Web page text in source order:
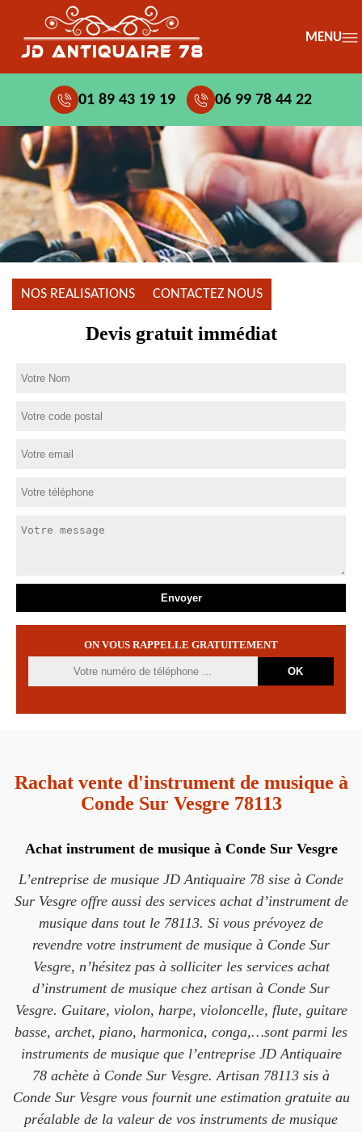
MENU
01 89 43 19 19 06 99 78 44 22
NOS REALISATIONS CONTACTEZ NOUS
Devis gratuit immédiat
ON VOUS RAPPELLE GRATUITEMENT
Rachat vente d'instrument de musique à
Conde Sur Vesgre 78113
Achat instrument de musique à Conde Sur Vesgre
L’entreprise de musique JD Antiquaire 78 sise à Conde
Sur Vesgre offre aussi des services achat d’instrument de
musique dans tout le 78113. Si vous prévoyez de
revendre votre instrument de musique à Conde Sur
Vesgre, n’hésitez pas à solliciter les services achat
d’instrument de musique chez artisan à Conde Sur
Vesgre. Guitare, violon, harpe, violoncelle, flute, guitare
basse, archet, piano, harmonica, conga,…sont parmi les
instruments de musique que l’entreprise JD Antiquaire
78 achète à Conde Sur Vesgre. Artisan 78113 sis à
Conde Sur Vesgre vous fournit une estimation gratuite au
préalable de la valeur de vos instruments de musique